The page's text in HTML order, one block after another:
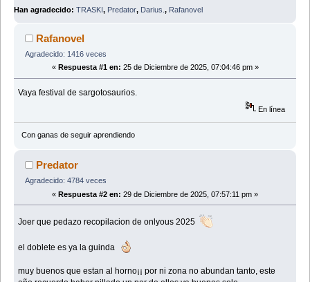
Han agradecido: TRASKI, Predator, Darius. , Rafanovel
Rafanovel
Agradecido: 1416 veces
« Respuesta #1 en: 25 de Diciembre de 2025, 07:04:46 pm »
Vaya festival de sargotosaurios.
En línea
Con ganas de seguir aprendiendo
Predator
Agradecido: 4784 veces
« Respuesta #2 en: 29 de Diciembre de 2025, 07:57:11 pm »
Joer que pedazo recopilacion de onlyous 2025
el doblete es ya la guinda
muy buenos que estan al horno¡¡ por ni zona no abundan tanto, este